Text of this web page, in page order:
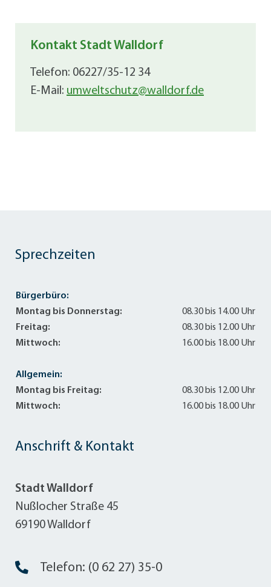
Kontakt Stadt Walldorf
Telefon: 06227/35-12 34
E-Mail: umweltschutz@walldorf.de
Anschrift & Kontakt
Stadt Walldorf
Nußlocher Straße 45
69190 Walldorf
Telefon: (0 62 27) 35-0
Sprechzeiten
Bürgerbüro:
Montag bis Donnerstag:
08.30 bis 14.00 Uhr
Freitag:
08.30 bis 12.00 Uhr
Mittwoch:
16.00 bis 18.00 Uhr
Allgemein:
Montag bis Freitag:
08.30 bis 12.00 Uhr
Mittwoch:
16.00 bis 18.00 Uhr